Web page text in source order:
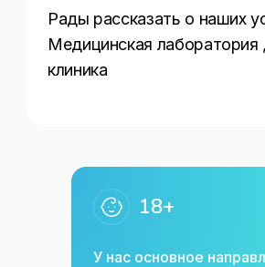
Рады рассказать о наших
Медицинская лаборатория
клиника
18+
У нас основное